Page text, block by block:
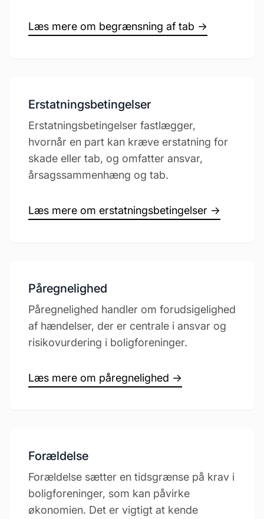
Læs mere om begrænsning af tab →
Erstatningsbetingelser
Erstatningsbetingelser fastlægger,
hvornår en part kan kræve erstatning for
skade eller tab, og omfatter ansvar,
årsagssammenhæng og tab.
Læs mere om erstatningsbetingelser →
Påregnelighed
Påregnelighed handler om forudsigelighed
af hændelser, der er centrale i ansvar og
risikovurdering i boligforeninger.
Læs mere om påregnelighed →
Forældelse
Forældelse sætter en tidsgrænse på krav i
boligforeninger, som kan påvirke
økonomien. Det er vigtigt at kende